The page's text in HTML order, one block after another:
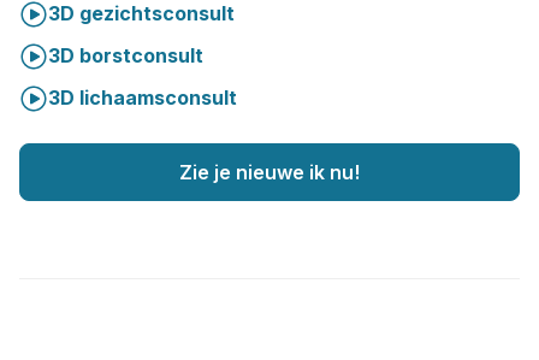
3D gezichtsconsult
3D borstconsult
3D lichaamsconsult
Zie je nieuwe ik nu!